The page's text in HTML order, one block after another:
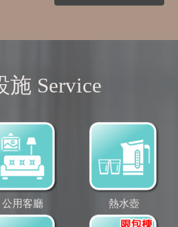
施 Service
公用客廳 熱水壺